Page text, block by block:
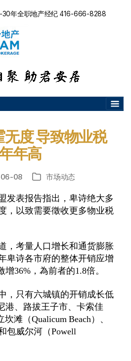
30年全职地产经纪 416-666-8288
度 导致物业税
年高
08
分 市场动态
发表报告指出，卑诗绝大多
，以致需要徵收更多物业税
，考量人口增长和通货膨胀
卑诗各市府的整体开销应增
增36%，為前者的1.8倍。
，只有六城镇的开销成长低
港、路拔王子市、卡索佳
坎滩（Qualicum Beach）、
包威尔河（Powell